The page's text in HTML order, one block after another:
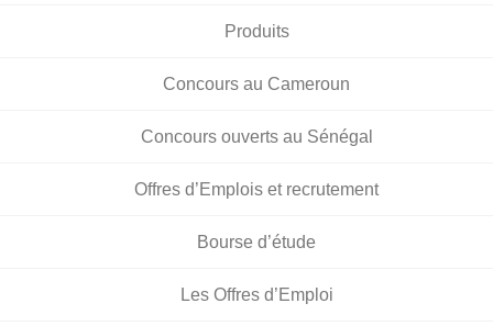
Produits
Concours au Cameroun
Concours ouverts au Sénégal
Offres d’Emplois et recrutement
Bourse d’étude
Les Offres d’Emploi